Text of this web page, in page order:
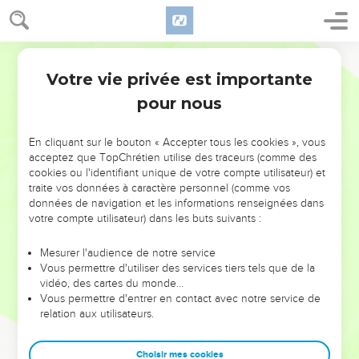
NE MANQUEZ PAS L’ÉVÉNEMENT
DE L’ANNÉE !
ET SI LEURS ERREURS POUVAIENT VOUS ÉVITER LES
VOTRES ?
leur foi ou leur vision. Mais on voit moins les doutes, les erreurs
et les saisons difficiles qu'ils ont traversés, alors même que ce
sont elles qui les ont façonnés.
Dans cette conférence, leaders, entrepreneurs, et responsables
clés pour avancer avec plus de sagesse afin que leurs erreurs
Votre vie privée est importante
pour nous
En cliquant sur le bouton « Accepter tous les cookies », vous
acceptez que TopChrétien utilise des traceurs (comme des
cookies ou l'identifiant unique de votre compte utilisateur) et
traite vos données à caractère personnel (comme vos
données de navigation et les informations renseignées dans
votre compte utilisateur) dans les buts suivants :
Mesurer l'audience de notre service
Vous permettre d'utiliser des services tiers tels que de la
vidéo, des cartes du monde…
Vous permettre d'entrer en contact avec notre service de
relation aux utilisateurs.
Choisir mes cookies